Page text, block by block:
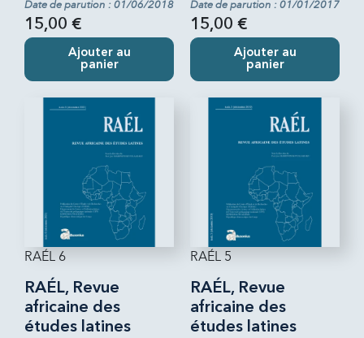
Date de parution : 01/06/2018
15,00 €
Ajouter au
panier
Date de parution : 01/01/2017
15,00 €
Ajouter au
panier
RAÉL 6
RAÉL, Revue
africaine des
études latines
RAÉL 5
RAÉL, Revue
africaine des
études latines